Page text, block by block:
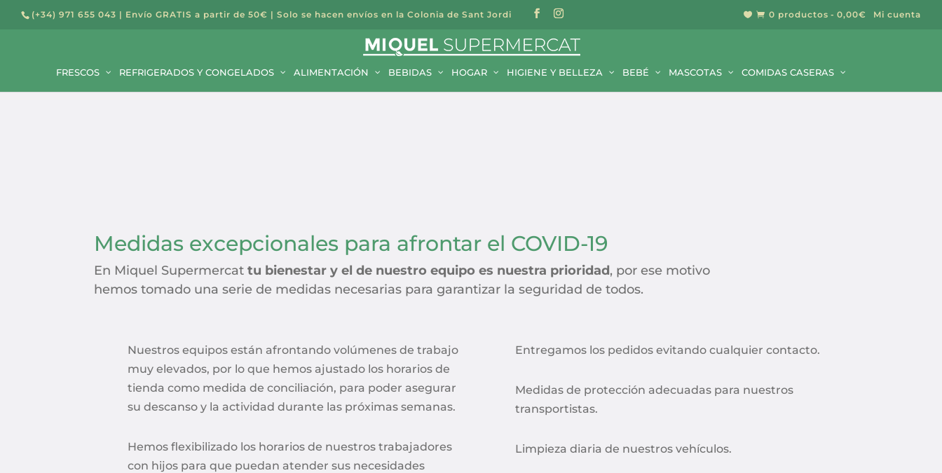
(+34) 971 655 043 | Envío GRATIS a partir de 50€ | Solo se hacen envíos en la Colonia de Sant Jordi Mi cuenta
  0 productos 0,00€
FRESCOS REFRIGERADOS Y CONGELADOS ALIMENTACIÓN BEBIDAS HOGAR HIGIENE Y BELLEZA BEBÉ MASCOTAS COMIDAS CASERAS
productos
Medidas excepcionales para afrontar el COVID-19
En Miquel Supermercattu bienestar y el de nuestro equipo es nuestra prioridad, por ese motivo
hemos tomado una serie de medidas necesarias para garantizar la seguridad de todos.
Nuestros equipos están afrontando volúmenes de trabajo
muy elevados, por lo que hemos ajustado los horarios de
tienda como medida de conciliación, para poder asegurar
su descanso y la actividad durante las próximas semanas.
Hemos flexibilizado los horarios de nuestros trabajadores
con hijos para que puedan atender sus necesidades
Entregamos los pedidos evitando cualquier contacto.
Medidas de protección adecuadas para nuestros
transportistas.
Limpieza diaria de nuestros vehículos.